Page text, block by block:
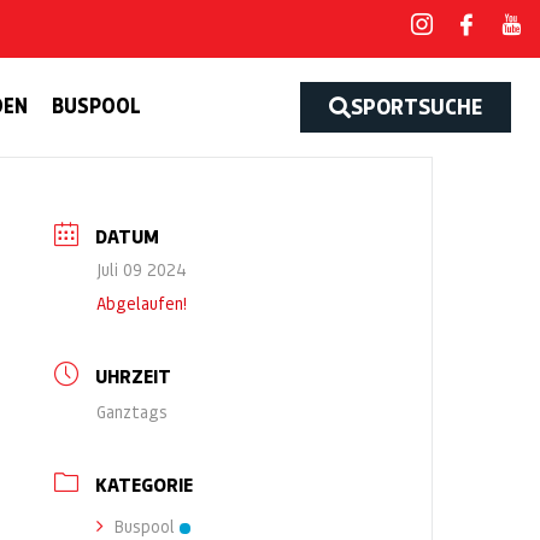
BUSPOOL SPORTSUCHE
DATUM
Juli 09 2024
Abgelaufen!
UHRZEIT
Ganztags
KATEGORIE
Buspool